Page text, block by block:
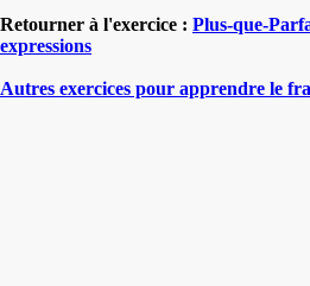
Retourner à l'exercice : Plus-que-
expressions
Autres exercices pour apprendre le